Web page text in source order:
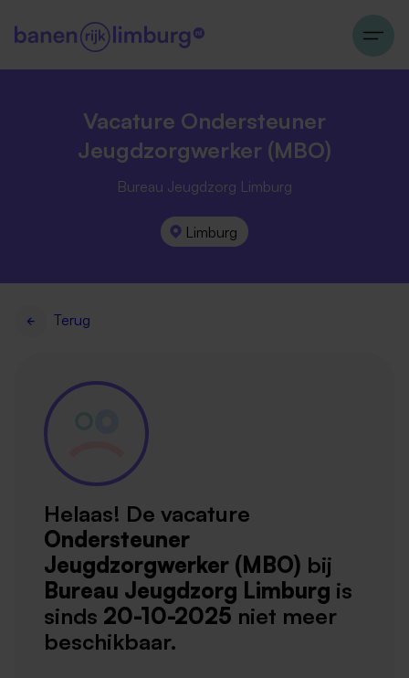
Vacature Ondersteuner
Jeugdzorgwerker (MBO)
Bureau Jeugdzorg Limburg
Limburg
Terug
Helaas! De vacature
Ondersteuner
Jeugdzorgwerker (MBO) bij
Bureau Jeugdzorg Limburg is
sinds 20-10-2025 niet meer
beschikbaar.